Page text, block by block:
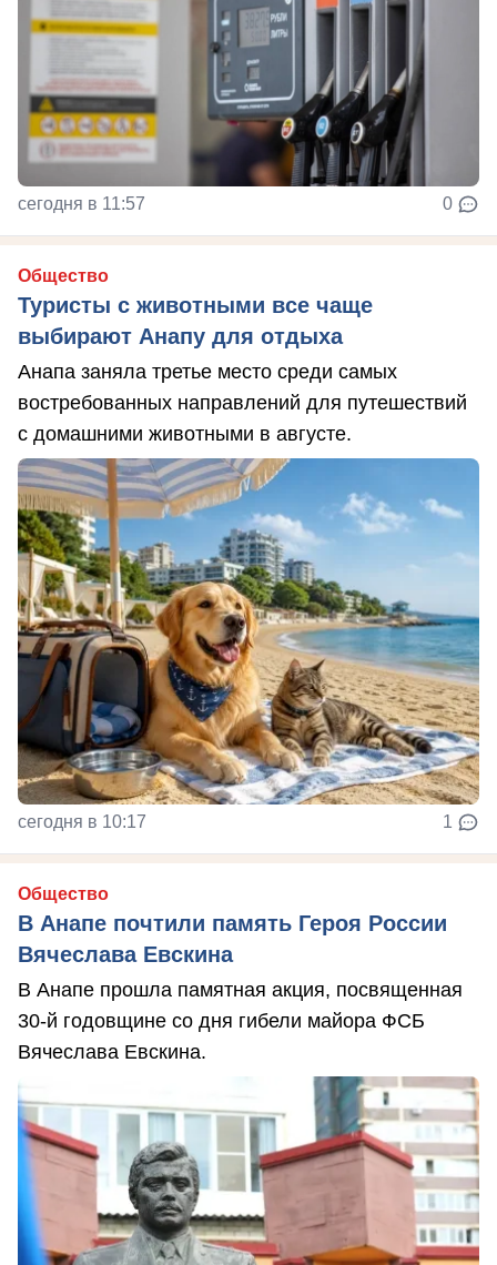
сегодня в 11:57 0
Общество
Туристы с животными все чаще
выбирают Анапу для отдыха
Анапа заняла третье место среди самых
востребованных направлений для путешествий
с домашними животными в августе.
сегодня в 10:17 1
Общество
В Анапе почтили память Героя России
Вячеслава Евскина
В Анапе прошла памятная акция, посвященная
30-й годовщине со дня гибели майора ФСБ
Вячеслава Евскина.